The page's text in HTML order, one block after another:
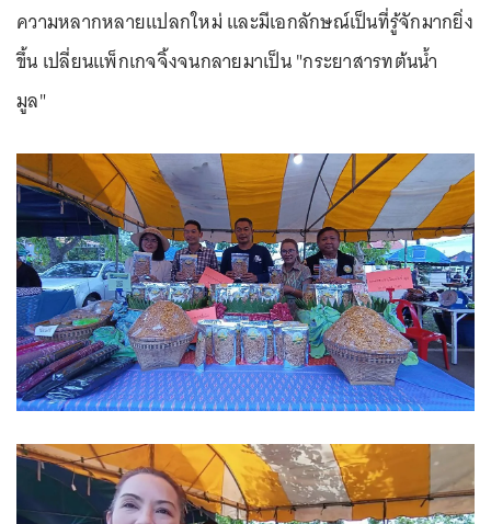
ความหลากหลายแปลกใหม่ และมีเอกลักษณ์เป็นที่รู้จักมากยิ่ง
ขึ้น เปลี่ยนแพ็กเกจจิ้งจนกลายมาเป็น "กระยาสารทต้นน้ำ
มูล"